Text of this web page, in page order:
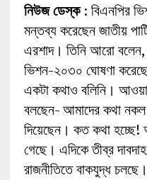
নিউজ ডেস্ক: বিএনপির
মন্তব্য করেছেন জাতীয়
এরশাদ। তিনি আরো বলেন,
ভিশন-২০৩০ ঘোষণা
একটা কথাও বলিনি।
বলছেন- আমাদের কথা নকল
দিয়েছেন। কত কথা হচ্ছে!
গেছে। এদিকে তীব্র
রাজনীতিতে বাকযুদ্ধ